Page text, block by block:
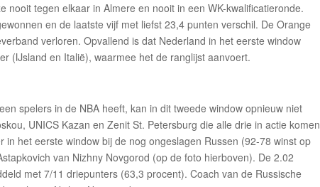
nooit tegen elkaar in Almere en nooit in een WK-kwalificatieronde.
en de laatste vijf met liefst 23,4 punten verschil. De Orange
verloren. Opvallend is dat Nederland in het eerste window
(IJsland en Italië), waarmee het de ranglijst aanvoert.
spelers in de NBA heeft, kan in dit tweede window opnieuw niet
UNICS Kazan en Zenit St. Petersburg die alle drie in actie komen
het eerste window bij de nog ongeslagen Russen (92-78 winst op
van Nizhny Novgorod (op de foto hierboven). De 2.02
met 7/11 driepunters (63,3 procent). Coach van de Russische